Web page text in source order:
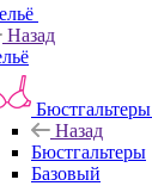
Назад
Бюстгальтеры
Назад
Бюстгальтеры
Базовый